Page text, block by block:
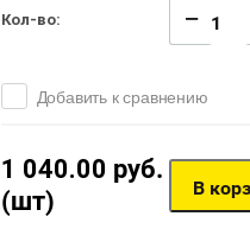
Кол-во: −
Добавить к сравнению
1 040.00 руб.
(шт)
В